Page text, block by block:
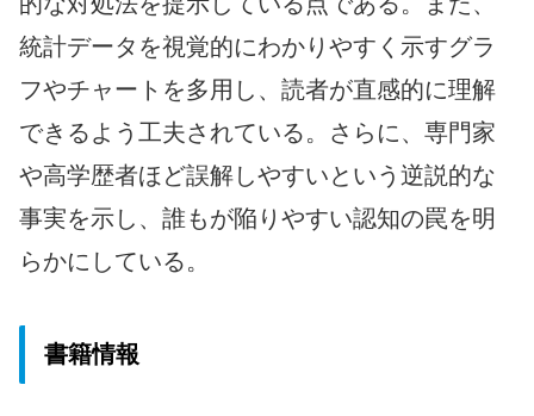
統計データを視覚的にわかりやすく示すグラ
フやチャートを多用し、読者が直感的に理解
できるよう工夫されている。さらに、専門家
や高学歴者ほど誤解しやすいという逆説的な
事実を示し、誰もが陥りやすい認知の罠を明
らかにしている。
書籍情報